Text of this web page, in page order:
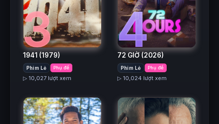
3
1941 (1979)
Phim Lẻ Phụ đề
▷ 10,027 lượt xem
4
72 GIỜ (2026)
Phim Lẻ Phụ đề
▷ 10,024 lượt xem